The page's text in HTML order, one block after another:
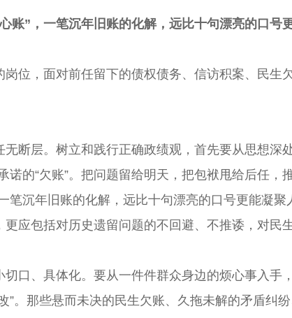
”，一笔沉年旧账的化解，远比十句漂亮的口号
，面对前任留下的债权债务、信访积案、民生
层。树立和践行正确政绩观，首先要从思想深处
诺的“欠账”。把问题留给明天，把包袱甩给后任
笔沉年旧账的化解，远比十句漂亮的口号更能凝
应包括对历史遗留问题的不回避、不推诿，对民
、具体化。要从一件件群众身边的烦心事入手
”。那些悬而未决的民生欠账、久拖未解的矛盾纠